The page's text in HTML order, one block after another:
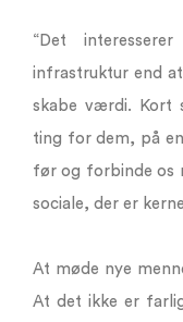
“Det
infrastruktur end at
skabe værdi. Kort
ting for dem, på
før og forbinde os
sociale, der er
At møde nye
At det ikke er